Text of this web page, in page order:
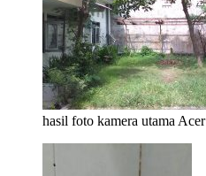
hasil foto kamera utama